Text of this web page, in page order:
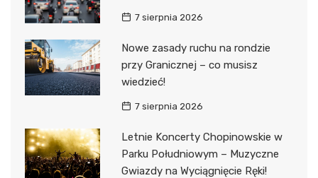
7 sierpnia 2026
Nowe zasady ruchu na rondzie
przy Granicznej – co musisz
wiedzieć!
7 sierpnia 2026
Letnie Koncerty Chopinowskie w
Parku Południowym – Muzyczne
Gwiazdy na Wyciągnięcie Ręki!